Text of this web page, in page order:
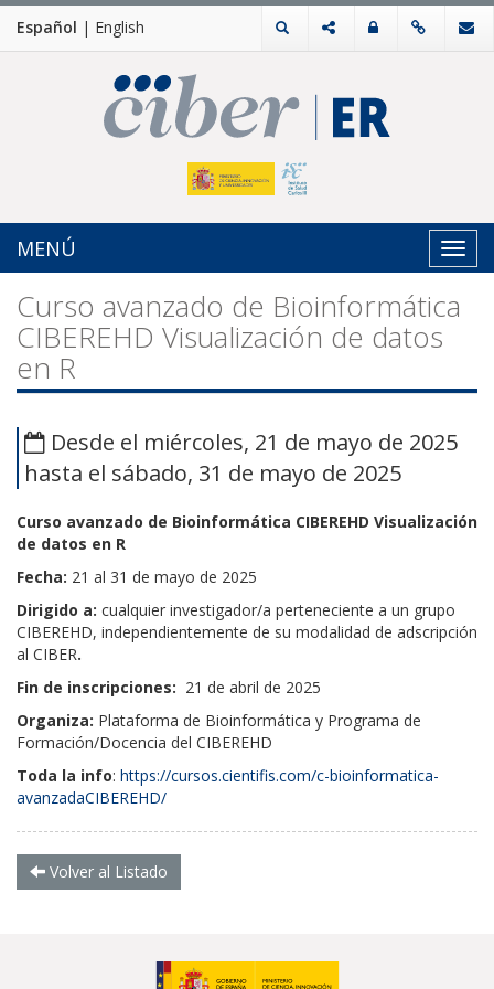
Español | English
MENÚ
Curso avanzado de Bioinformática
CIBEREHD Visualización de datos
en R
Desde el miércoles, 21 de mayo de 2025
hasta el sábado, 31 de mayo de 2025
Curso avanzado de Bioinformática CIBEREHD Visualización
de datos en R
Fecha: 21 al 31 de mayo de 2025
Dirigido a: cualquier investigador/a perteneciente a un grupo
CIBEREHD, independientemente de su modalidad de adscripción
al CIBER.
Fin de inscripciones: 21 de abril de 2025
Organiza: Plataforma de Bioinformática y Programa de
Formación/Docencia del CIBEREHD
Toda la info: https://cursos.cientifis.com/c-bioinformatica-
avanzadaCIBEREHD/
Volver al Listado